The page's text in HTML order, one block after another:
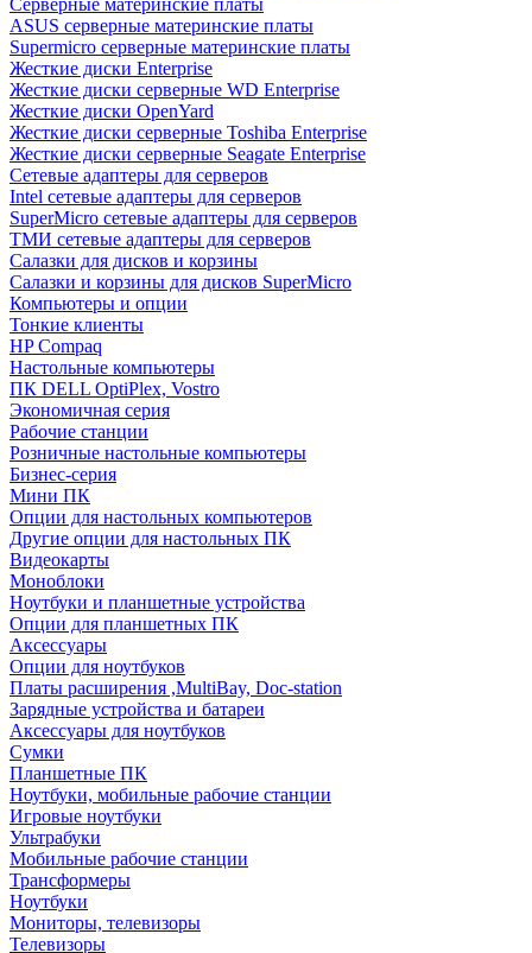
Серверные материнские платы
ASUS серверные материнские платы
Supermicro серверные материнские платы
Жесткие диски Enterprise
Жесткие диски серверные WD Enterprise
Жесткие диски OpenYard
Жесткие диски серверные Toshiba Enterprise
Жесткие диски серверные Seagate Enterprise
Сетевые адаптеры для серверов
Intel сетевые адаптеры для серверов
SuperMicro сетевые адаптеры для серверов
ТМИ сетевые адаптеры для серверов
Салазки для дисков и корзины
Салазки и корзины для дисков SuperMicro
Компьютеры и опции
Тонкие клиенты
HP Compaq
Настольные компьютеры
ПК DELL OptiPlex, Vostro
Экономичная серия
Рабочие станции
Розничные настольные компьютеры
Бизнес-серия
Мини ПК
Опции для настольных компьютеров
Другие опции для настольных ПК
Видеокарты
Моноблоки
Ноутбуки и планшетные устройства
Опции для планшетных ПК
Аксессуары
Опции для ноутбуков
Платы расширения ,MultiBay, Doc-station
Зарядные устройства и батареи
Аксессуары для ноутбуков
Сумки
Планшетные ПК
Ноутбуки, мобильные рабочие станции
Игровые ноутбуки
Ультрабуки
Мобильные рабочие станции
Трансформеры
Ноутбуки
Мониторы, телевизоры
Телевизоры